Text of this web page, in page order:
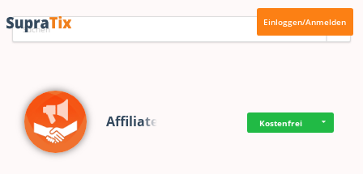
Einloggen/Anmelden
Affiliate Kostenfrei